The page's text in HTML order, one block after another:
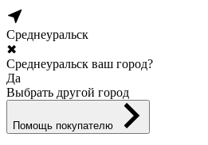
Среднеуральск
✖
Среднеуральск ваш город?
Да
Выбрать другой город
Помощь покупателю